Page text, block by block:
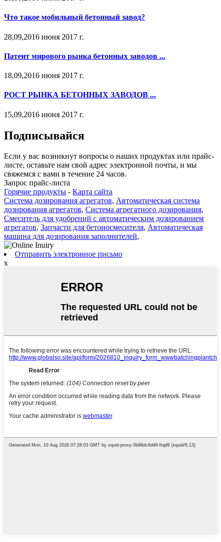
Что такое мобильный бетонный завод?
28,09,2016 июня 2017 г.
Патент мирового рынка бетонных заводов ...
18,09,2016 июня 2017 г.
РОСТ РЫНКА БЕТОННЫХ ЗАВОДОВ ...
15,09,2016 июня 2017 г.
Подписывайся
Если у вас возникнут вопросы о наших продуктах или прайс-
листе, оставьте нам свой адрес электронной почты, и мы
свяжемся с вами в течение 24 часов.
Запрос прайс-листа
Горячие продукты - Карта сайта
Система дозирования агрегатов, Автоматическая система
дозирования агрегатов, Система агрегатного дозирования,
Смеситель для удобрений с автоматическим дозированием
агрегатов, Запчасти для бетоносмесителя, Автоматическая
машина для дозирования заполнителей,
Отправить электронное письмо
x